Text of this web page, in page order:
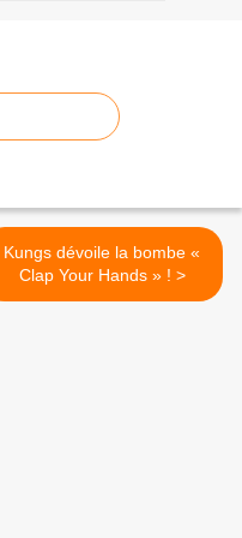
Kungs dévoile la bombe «
Clap Your Hands » ! >